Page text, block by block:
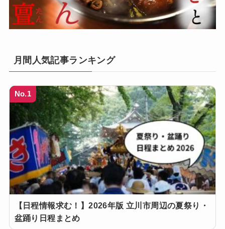
月間人気記事ランキング
No.1
【日程情報求む！】2026年版 立川市周辺の夏祭り・
盆踊り日程まとめ